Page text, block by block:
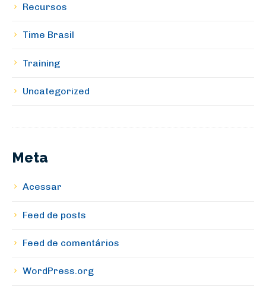
Recursos
Time Brasil
Training
Uncategorized
Meta
Acessar
Feed de posts
Feed de comentários
WordPress.org